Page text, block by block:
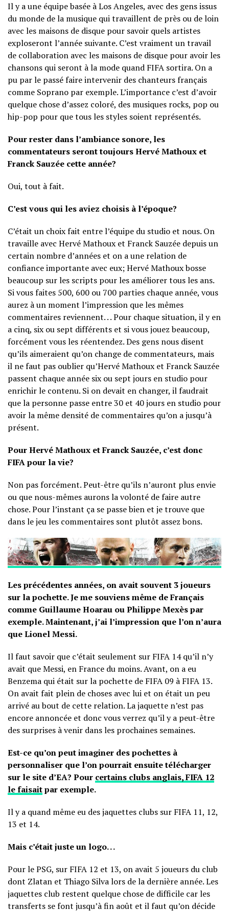
Il y a une équipe basée à Los Angeles, avec des gens issus
du monde de la musique qui travaillent de près ou de loin
avec les maisons de disque pour savoir quels artistes
exploseront l’année suivante. C’est vraiment un travail
de collaboration avec les maisons de disque pour avoir les
chansons qui seront à la mode quand FIFA sortira. On a
pu par le passé faire intervenir des chanteurs français
comme Soprano par exemple. L’importance c’est d’avoir
quelque chose d’assez coloré, des musiques rocks, pop ou
hip-pop pour que tous les styles soient représentés.
Pour rester dans l’ambiance sonore, les
commentateurs seront toujours Hervé Mathoux et
Franck Sauzée cette année?
Oui, tout à fait.
C’est vous qui les aviez choisis à l’époque?
C’était un choix fait entre l’équipe du studio et nous. On
travaille avec Hervé Mathoux et Franck Sauzée depuis un
certain nombre d’années et on a une relation de
confiance importante avec eux; Hervé Mathoux bosse
beaucoup sur les scripts pour les améliorer tous les ans.
Si vous faites 500, 600 ou 700 parties chaque année, vous
aurez à un moment l’impression que les mêmes
commentaires reviennent. . . Pour chaque situation, il y en
a cinq, six ou sept différents et si vous jouez beaucoup,
forcément vous les réentendez. Des gens nous disent
qu’ils aimeraient qu’on change de commentateurs, mais
il ne faut pas oublier qu’Hervé Mathoux et Franck Sauzée
passent chaque année six ou sept jours en studio pour
enrichir le contenu. Si on devait en changer, il faudrait
que la personne passe entre 30 et 40 jours en studio pour
avoir la même densité de commentaires qu’on a jusqu’à
présent.
Pour Hervé Mathoux et Franck Sauzée, c’est donc
FIFA pour la vie?
Non pas forcément. Peut-être qu’ils n’auront plus envie
ou que nous-mêmes aurons la volonté de faire autre
chose. Pour l’instant ça se passe bien et je trouve que
dans le jeu les commentaires sont plutôt assez bons.
Les précédentes années, on avait souvent 3 joueurs
sur la pochette. Je me souviens même de Français
comme Guillaume Hoarau ou Philippe Mexès par
exemple. Maintenant, j’ai l’impression que l’on n’aura
que Lionel Messi.
Il faut savoir que c’était seulement sur FIFA 14 qu’il n’y
avait que Messi, en France du moins. Avant, on a eu
Benzema qui était sur la pochette de FIFA 09 à FIFA 13.
On avait fait plein de choses avec lui et on était un peu
arrivé au bout de cette relation. La jaquette n’est pas
encore annoncée et donc vous verrez qu’il y a peut-être
des surprises à venir dans les prochaines semaines.
Est-ce qu’on peut imaginer des pochettes à
personnaliser que l’on pourrait ensuite télécharger
sur le site d’EA? Pour certains clubs anglais, FIFA 12
le faisaitpar exemple.
Il y a quand même eu des jaquettes clubs sur FIFA 11, 12,
13 et 14.
Mais c’était juste un logo. . .
Pour le PSG, sur FIFA 12 et 13, on avait 5 joueurs du club
dont Zlatan et Thiago Silva lors de la dernière année. Les
jaquettes club restent quelque chose de difficile car les
transferts se font jusqu’à fin août et il faut qu’on décide